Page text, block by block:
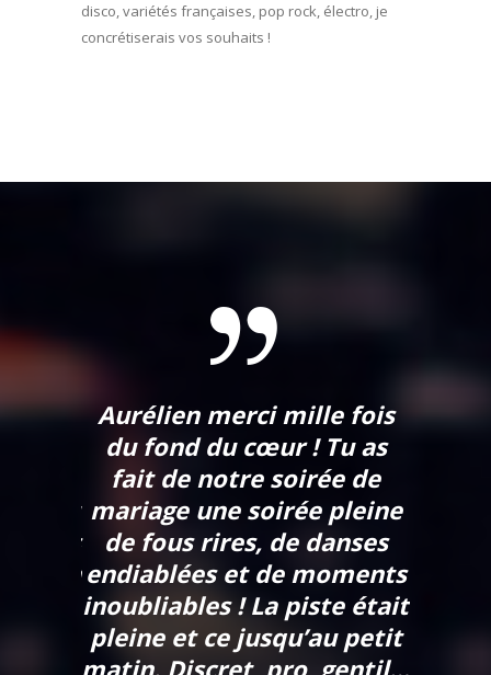
disco, variétés françaises, pop rock, électro, je
concrétiserais vos souhaits !
la
Aurélien merci mille fois
du fond du cœur ! Tu as
fait de notre soirée de
mariage une soirée pleine
de fous rires, de danses
endiablées et de moments
inoubliables ! La piste était
pleine et ce jusqu’au petit
matin. Discret, pro, gentil…